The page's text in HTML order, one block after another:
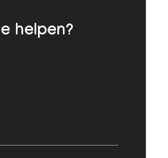
helpen?